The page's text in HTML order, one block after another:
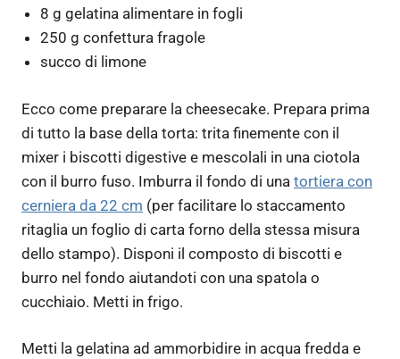
8 g gelatina alimentare in fogli
250 g confettura fragole
succo di limone
Ecco come preparare la cheesecake. Prepara prima
di tutto la base della torta: trita finemente con il
mixer i biscotti digestive e mescolali in una ciotola
con il burro fuso. Imburra il fondo di una tortiera con
cerniera da 22 cm (per facilitare lo staccamento
ritaglia un foglio di carta forno della stessa misura
dello stampo). Disponi il composto di biscotti e
burro nel fondo aiutandoti con una spatola o
cucchiaio. Metti in frigo.
Metti la gelatina ad ammorbidire in acqua fredda e